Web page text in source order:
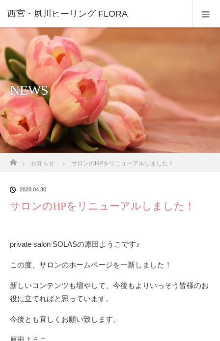
西宮・夙川ヒーリング FLORA
NEWS
ホーム
お知らせ サロンのHPをリニューアルしました！
2020.04.30
サロンのHPをリニューアルしました！
private salon SOLASの原田ようこです♪
この度、サロンのホームページを一新しました！
新しいコンテンツも増やして、今後もよりいっそう皆様のお
役に立てればと思っています。
今後とも宜しくお願い致します。